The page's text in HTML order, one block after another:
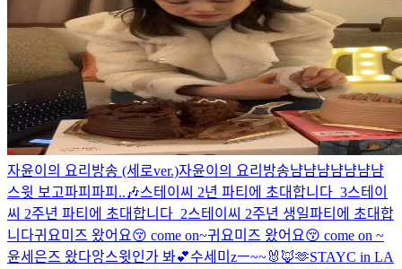
자윤이의 요리방송 (세로ver.)자윤이의 요리방송냠냠냠냠냠냠냠
스윗 보고파피파피..🎶스테이씨 2년 파티에 초대합니다_3스테이
씨 2주년 파티에 초대합니다_2스테이씨 2주년 생일파티에 초대합
니다귀요미즈 왔어요😚 come on~귀요미즈 왔어요😚 come on ~
윤세은즈 왔다앙스윗인가 봐💕수세미zㅡ~~🐰🦊🫶STAYC in LA